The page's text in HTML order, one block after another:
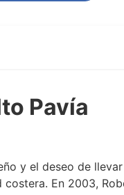
Pavía
y el deseo de
En 2003,